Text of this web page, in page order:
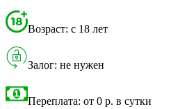
Возраст: с 18 лет
Залог: не нужен
Переплата: от 0 р. в сутки